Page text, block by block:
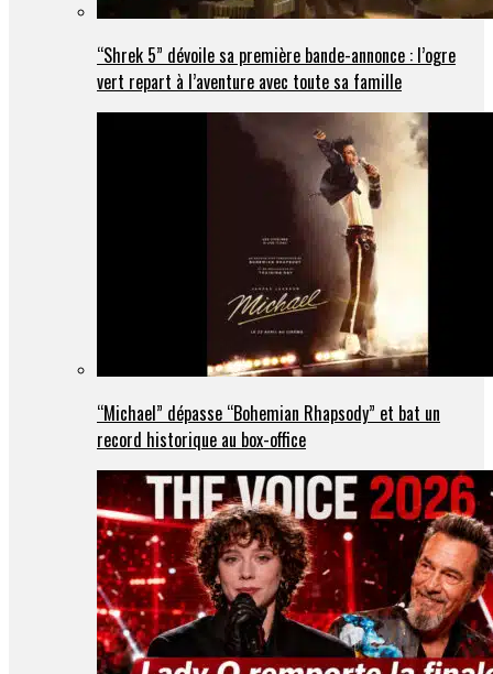
“Shrek 5” dévoile sa première bande-annonce : l’ogre
vert repart à l’aventure avec toute sa famille
“Michael” dépasse “Bohemian Rhapsody” et bat un
record historique au box-office